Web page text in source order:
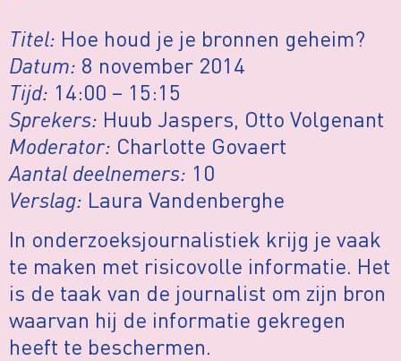
Titel: Hoe houd je je bronnen geheim?
Datum: 8 november 2014
Tijd: 14:00 – 15:15
Sprekers: Huub Jaspers, Otto Volgenant
Moderator: Charlotte Govaert
Aantal deelnemers: 10
Verslag: Laura Vandenberghe
In onderzoeksjournalistiek krijg je vaak
te maken met risicovolle informatie. Het
is de taak van de journalist om zijn bron
waarvan hij de informatie gekregen
heeft te beschermen.